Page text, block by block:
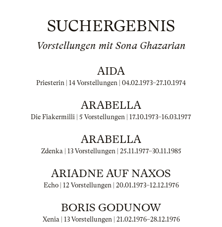
SUCHERGEBNIS
Vorstellungen mit Sona Ghazarian
AIDA
Priesterin | 14 Vorstellungen | 04.02.1973–27.10.1974
ARABELLA
Die Fiakermilli | 5 Vorstellungen | 17.10.1973–16.03.1977
ARABELLA
Zdenka | 13 Vorstellungen | 25.11.1977–30.11.1985
ARIADNE AUF NAXOS
Echo | 12 Vorstellungen | 20.01.1973–12.12.1976
BORIS GODUNOW
Xenia | 13 Vorstellungen | 21.02.1976–28.12.1976